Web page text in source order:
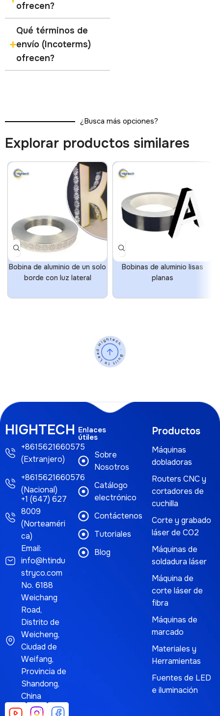
ofrecen?
Qué términos de
envío (Incoterms)
ofrecen?
¿Busca más opciones?
Explorar productos similares
Bobina de aluminio de un solo
borde con luz lateral
Bobinas de aluminio lisas
planas
HIGHTECH
+8615621660575
(Extranjero)
+8615621660576
(Nacional)
+1 (647) 627
8009
(Norteaméri
ca)
Email:
info@htindu
stryco.com
No. 6188
Weichang
Road,
Distrito de
Weicheng,
Ciudad de
Weifang,
Provincia de
Shandong,
China
Enlaces
útiles
Sobre
Nosotros
Catálogo
electrónico
Contáctenos
Tutoriales
Blog
Productos
Máquinas
dobladoras
Routers CNC y
cortadores de
cuchilla
Corte y grabado
láser de CO2
Máquinas de
soldadura láser
Máquina de
corte láser de
fibra
Máquinas de
marcado
Materiales y
Herramientas
Fuentes de LED
e iluminación